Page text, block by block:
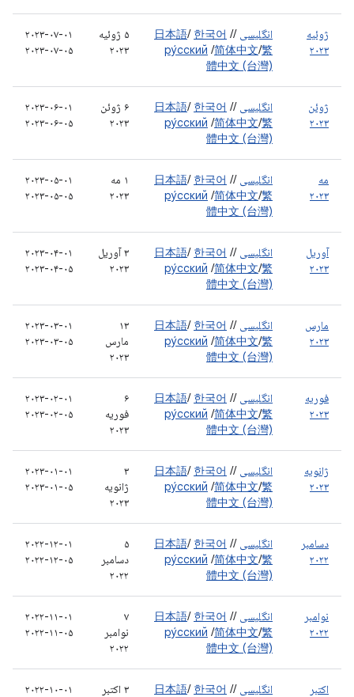
ژوئیه
۲۰۲۳
انگلیسی /
日本語/ 한국어 /
ру́сский /简体中文/繁
體中文 (台灣)
۵ ژوئیه
۲۰۲۳
۲۰۲۳-۰۷-۰۱
۲۰۲۳-۰۷-۰۵
ژوئن
۲۰۲۳
انگلیسی /
日本語/ 한국어 /
ру́сский /简体中文/繁
體中文 (台灣)
۶ ژوئن
۲۰۲۳
۲۰۲۳-۰۶-۰۱
۲۰۲۳-۰۶-۰۵
مه
۲۰۲۳
انگلیسی /
日本語/ 한국어 /
ру́сский /简体中文/繁
體中文 (台灣)
۱ مه
۲۰۲۳
۲۰۲۳-۰۵-۰۱
۲۰۲۳-۰۵-۰۵
آوریل
۲۰۲۳
انگلیسی /
日本語/ 한국어 /
ру́сский /简体中文/繁
體中文 (台灣)
۳ آوریل
۲۰۲۳
۲۰۲۳-۰۴-۰۱
۲۰۲۳-۰۴-۰۵
مارس
۲۰۲۳
انگلیسی /
日本語/ 한국어 /
ру́сский /简体中文/繁
體中文 (台灣)
۱۳
مارس
۲۰۲۳
۲۰۲۳-۰۳-۰۱
۲۰۲۳-۰۳-۰۵
فوریه
۲۰۲۳
انگلیسی /
日本語/ 한국어 /
ру́сский /简体中文/繁
體中文 (台灣)
۶
فوریه
۲۰۲۳
۲۰۲۳-۰۲-۰۱
۲۰۲۳-۰۲-۰۵
ژانویه
۲۰۲۳
انگلیسی /
日本語/ 한국어 /
ру́сский /简体中文/繁
體中文 (台灣)
۳
ژانویه
۲۰۲۳
۲۰۲۳-۰۱-۰۱
۲۰۲۳-۰۱-۰۵
دسامبر
۲۰۲۲
انگلیسی /
日本語/ 한국어 /
ру́сский /简体中文/繁
體中文 (台灣)
۵
دسامبر
۲۰۲۲
۲۰۲۲-۱۲-۰۱
۲۰۲۲-۱۲-۰۵
نوامبر
۲۰۲۲
انگلیسی /
日本語/ 한국어 /
ру́сский /简体中文/繁
體中文 (台灣)
۷
نوامبر
۲۰۲۲
۲۰۲۲-۱۱-۰۱
۲۰۲۲-۱۱-۰۵
اکتبر
انگلیسی /
日本語/ 한국어 /
۳ اکتبر
۲۰۲۲-۱۰-۰۱